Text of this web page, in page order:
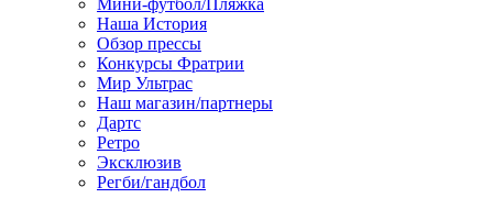
Мини-футбол/Пляжка
Наша История
Обзор прессы
Конкурсы Фратрии
Мир Ультрас
Наш магазин/партнеры
Дартс
Ретро
Эксклюзив
Регби/гандбол